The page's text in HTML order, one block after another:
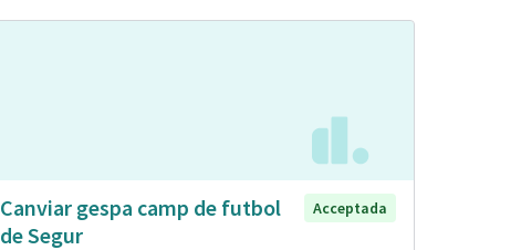
Canviar gespa camp de futbol
de Segur
Acceptada